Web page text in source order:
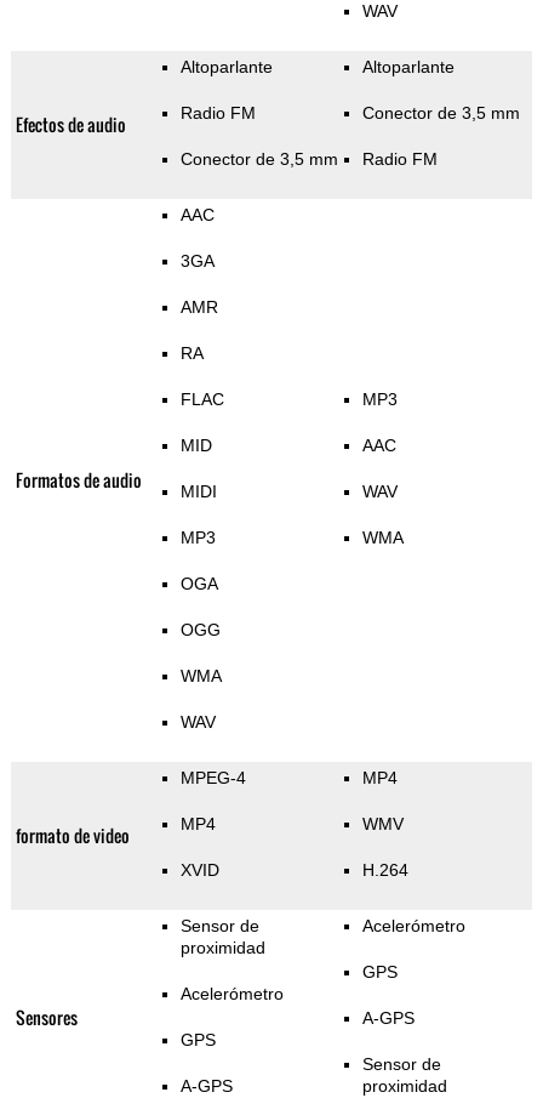
WAV
Efectos de audio
Altoparlante
Radio FM
Conector de 3,5 mm
Altoparlante
Conector de 3,5 mm
Radio FM
Formatos de audio
AAC
3GA
AMR
RA
FLAC
MID
MIDI
MP3
OGA
OGG
WMA
WAV
MP3
AAC
WAV
WMA
formato de video
MPEG-4
MP4
XVID
MP4
WMV
H.264
Sensores
Sensor de
proximidad
Acelerómetro
GPS
A-GPS
Acelerómetro
GPS
A-GPS
Sensor de
proximidad